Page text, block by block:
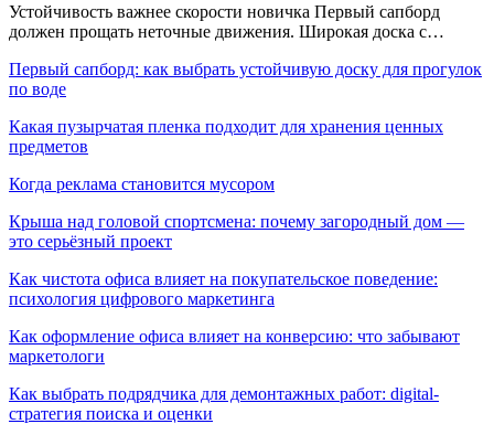
Устойчивость важнее скорости новичка Первый сапборд
должен прощать неточные движения. Широкая доска с…
Первый сапборд: как выбрать устойчивую доску для прогулок
по воде
Какая пузырчатая пленка подходит для хранения ценных
предметов
Когда реклама становится мусором
Крыша над головой спортсмена: почему загородный дом —
это серьёзный проект
Как чистота офиса влияет на покупательское поведение:
психология цифрового маркетинга
Как оформление офиса влияет на конверсию: что забывают
маркетологи
Как выбрать подрядчика для демонтажных работ: digital-
стратегия поиска и оценки